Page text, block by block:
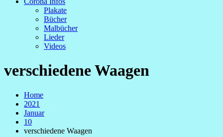
Plakate
Bücher
Malbücher
Lieder
Videos
verschiedene Waagen
Home
2021
Januar
10
verschiedene Waagen